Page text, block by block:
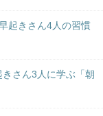
起きさん4人の習慣
さん3人に学ぶ「朝